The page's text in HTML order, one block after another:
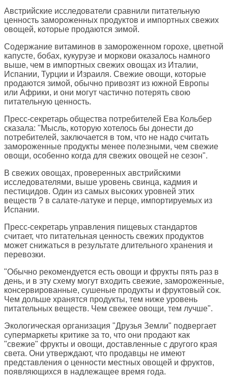
Австрийские исследователи сравнили питательную
ценность замороженных продуктов и импортных свежих
овощей, которые продаются зимой.
Содержание витаминов в замороженном горохе, цветной
капусте, бобах, кукурузе и моркови оказалось намного
выше, чем в импортных свежих овощах из Италии,
Испании, Турции и Израиля. Свежие овощи, которые
продаются зимой, обычно привозят из южной Европы
или Африки, и они могут частично потерять свою
питательную ценность.
Пресс-секретарь общества потребителей Ева Кольбер
сказала: "Мысль, которую хотелось бы донести до
потребителей, заключается в том, что не надо считать
замороженные продукты менее полезными, чем свежие
овощи, особенно когда для свежих овощей не сезон".
В свежих овощах, проверенных австрийскими
исследователями, выше уровень свинца, кадмия и
пестицидов. Один из самых высоких уровней этих
веществ ? в салате-латуке и перце, импортируемых из
Испании.
Пресс-секретарь управления пищевых стандартов
считает, что питательная ценность свежих продуктов
может снижаться в результате длительного хранения и
перевозки.
"Обычно рекомендуется есть овощи и фрукты пять раз в
день, и в эту схему могут входить свежие, замороженные,
консервированные, сушеные продукты и фруктовый сок.
Чем дольше хранятся продукты, тем ниже уровень
питательных веществ. Чем свежее овощи, тем лучше".
Экологическая организация "Друзья Земли" подвергает
супермаркеты критике за то, что они продают как
"свежие" фрукты и овощи, доставленные с другого края
света. Они утверждают, что продавцы не имеют
представления о ценности местных овощей и фруктов,
появляющихся в надлежащее время года.